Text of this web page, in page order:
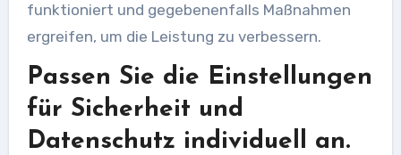
funktioniert und gegebenenfalls Maßnahmen
ergreifen, um die Leistung zu verbessern.
Passen Sie die Einstellungen
für Sicherheit und
Datenschutz individuell an.